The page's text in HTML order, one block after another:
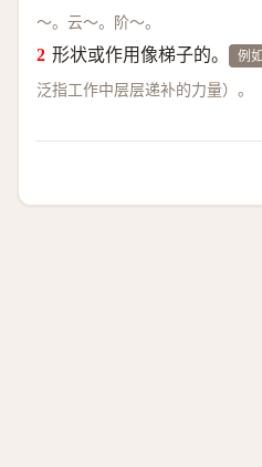
～。云～。阶～。
形状或作用像梯子的。 例如
泛指工作中层层递补的力量）。